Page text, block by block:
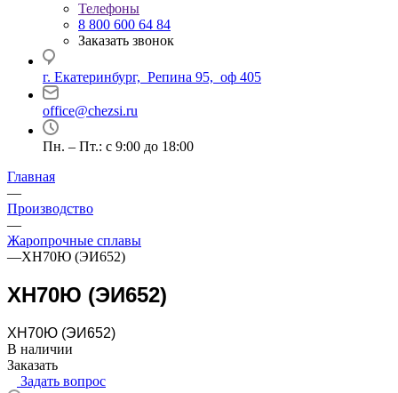
Телефоны
8 800 600 64 84
Заказать звонок
г. Екатеринбург, Репина 95, оф 405
office@chezsi.ru
Пн. – Пт.: с 9:00 до 18:00
Главная
—
Производство
—
Жаропрочные сплавы
—ХН70Ю (ЭИ652)
ХН70Ю (ЭИ652)
ХН70Ю (ЭИ652)
В наличии
Заказать
Задать вопрос